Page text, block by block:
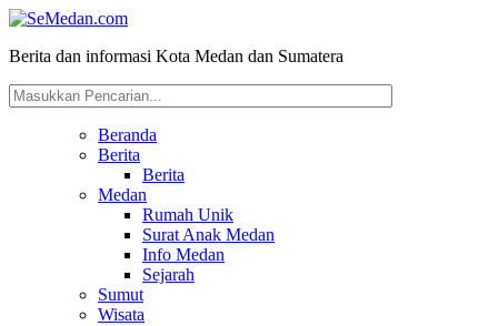
Berita dan informasi Kota Medan dan Sumatera
Beranda
Berita
Berita
Medan
Rumah Unik
Surat Anak Medan
Info Medan
Sejarah
Sumut
Wisata